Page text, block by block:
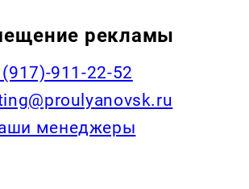
рекламы
(917)-911-22-52
менеджеры